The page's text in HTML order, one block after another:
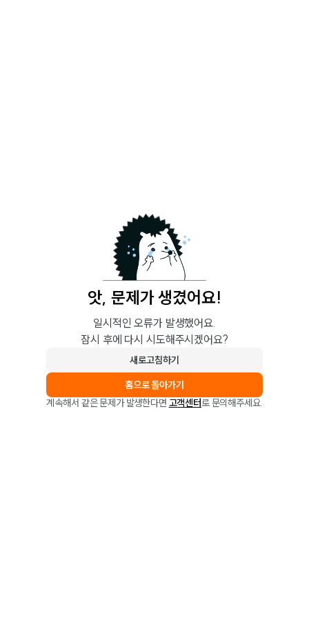
앗, 문제가 생겼어요!
일시적인 오류가 발생했어요.
잠시 후에 다시 시도해주시겠어요?
새로고침하기
홈으로 돌아가기
계속해서 같은 문제가 발생한다면 고객센터로 문의해주세요.